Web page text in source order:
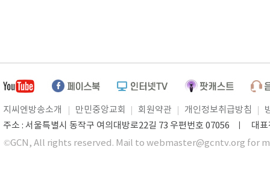
지씨엔방송소개 만민중앙교회 회원약관 개인정보취급방침
주소 : 서울특별시 동작구 여의대방로22길 73 우편번호 07056 ㅣ 대
©GCN, All rights reserved. Mail to webmaster@gcntv.org for